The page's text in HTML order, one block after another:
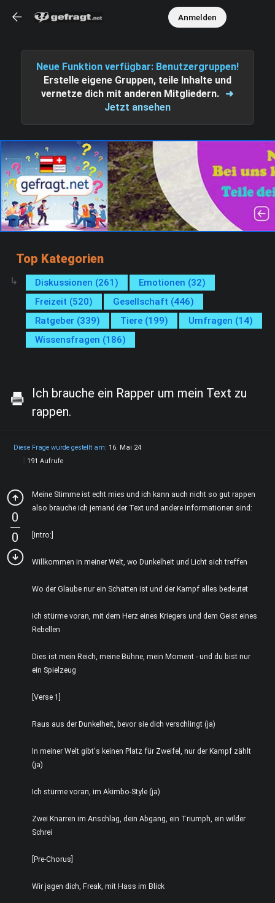
Neue Funktion verfügbar: Benutzergruppen!
Erstelle eigene Gruppen, teile Inhalte und
vernetze dich mit anderen Mitgliedern. ➜
Jetzt ansehen
Anmelden
Top Kategorien
Diskussionen (261)
Emotionen (32)
Freizeit (520)
Gesellschaft (446)
Ratgeber (339)
Tiere (199)
Umfragen (14)
Wissensfragen (186)
Ich brauche ein Rapper um mein Text zu
rappen.
Diese Frage wurde gestellt am: 16. Mai 24
191 Aufrufe
0
0
Meine Stimme ist echt mies und ich kann auch nicht so gut rappen
also brauche ich jemand der Text und andere Informationen sind:
[Intro:]
Willkommen in meiner Welt, wo Dunkelheit und Licht sich treffen
Wo der Glaube nur ein Schatten ist und der Kampf alles bedeutet
Ich stürme voran, mit dem Herz eines Kriegers und dem Geist eines
Rebellen
Dies ist mein Reich, meine Bühne, mein Moment - und du bist nur
ein Spielzeug
[Verse 1]
Raus aus der Dunkelheit, bevor sie dich verschlingt (ja)
In meiner Welt gibt's keinen Platz für Zweifel, nur der Kampf zählt
(ja)
Ich stürme voran, im Akimbo-Style (ja)
Zwei Knarren im Anschlag, dein Abgang, ein Triumph, ein wilder
Schrei
[Pre-Chorus]
Wir jagen dich, Freak, mit Hass im Blick